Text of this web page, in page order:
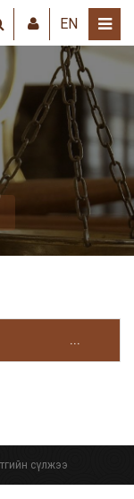
EN
...
сүлжээ